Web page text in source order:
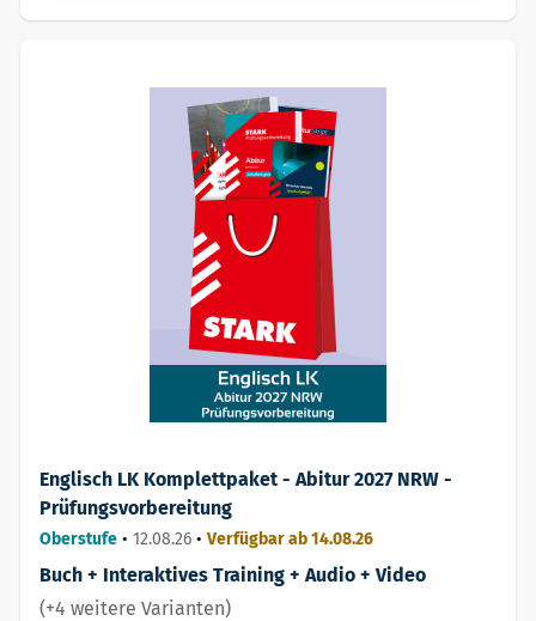
Englisch LK Komplettpaket - Abitur 2027 NRW -
Prüfungsvorbereitung
Oberstufe • 12.08.26 • Verfügbar ab 14.08.26
Buch + Interaktives Training + Audio + Video
(+4 weitere Varianten)